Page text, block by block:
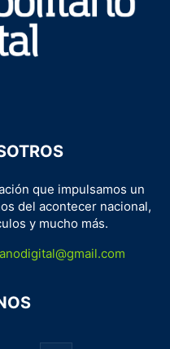
que impulsamos un
del acontecer nacional,
y mucho más.